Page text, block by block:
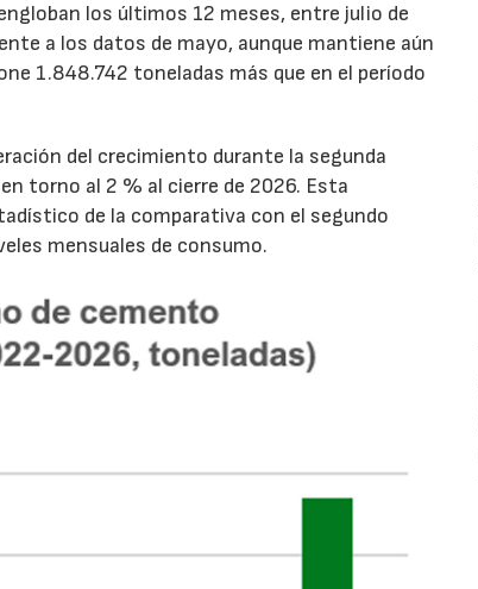
los últimos 12 meses, entre julio de
a los datos de mayo, aunque mantiene aún
1.848.742 toneladas más que en el período
del crecimiento durante la segunda
torno al 2 % al cierre de 2026. Esta
de la comparativa con el segundo
mensuales de consumo.